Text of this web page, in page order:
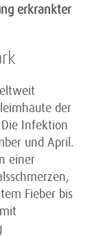
erkrankter
der
Infektion
und April.
einer
Fieber bis